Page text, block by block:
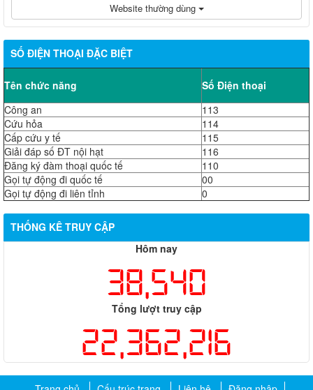
Website thường dùng
SỐ ĐIỆN THOẠI ĐẶC BIỆT
Tên chức năng
Số Điện thoại
Công an
113
Cứu hỏa
114
Cấp cứu y tế
115
Giải đáp số ĐT nội hạt
116
Đăng ký đàm thoại quốc tế
110
Gọi tự động đi quốc tế
00
Gọi tự động đi liên tỉnh
0
THỐNG KÊ TRUY CẬP
Hôm nay
38,540
Tổng lượt truy cập
22,362,216